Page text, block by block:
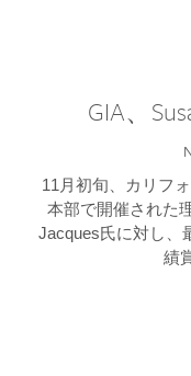
GIA、
11月初旬、カリフ
本部で開催された
Jacques氏に対し、
績